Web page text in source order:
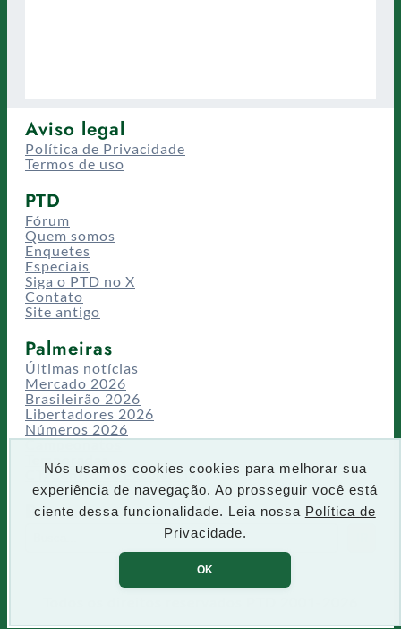
Nós usamos cookies cookies para melhorar sua
experiência de navegação. Ao prosseguir você está
ciente dessa funcionalidade. Leia nossa Política de
Privacidade.
OK
Aviso legal
Política de Privacidade
Termos de uso
PTD
Fórum
Quem somos
Enquetes
Especiais
Siga o PTD no X
Contato
Site antigo
Palmeiras
Últimas notícias
Mercado 2026
Brasileirão 2026
Libertadores 2026
Números 2026
Campeonatos
Temporadas
CT/Centro de Excelência
Busca
P
e
q
u
s